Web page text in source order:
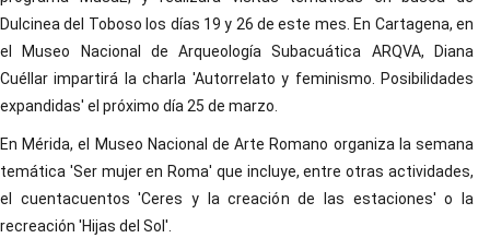
Dulcinea del Toboso los días 19 y 26 de este mes. En Cartagena, en
el Museo Nacional de Arqueología Subacuática ARQVA, Diana
Cuéllar impartirá la charla 'Autorrelato y feminismo. Posibilidades
expandidas' el próximo día 25 de marzo.
En Mérida, el Museo Nacional de Arte Romano organiza la semana
temática 'Ser mujer en Roma' que incluye, entre otras actividades,
el cuentacuentos 'Ceres y la creación de las estaciones' o la
recreación 'Hijas del Sol'.